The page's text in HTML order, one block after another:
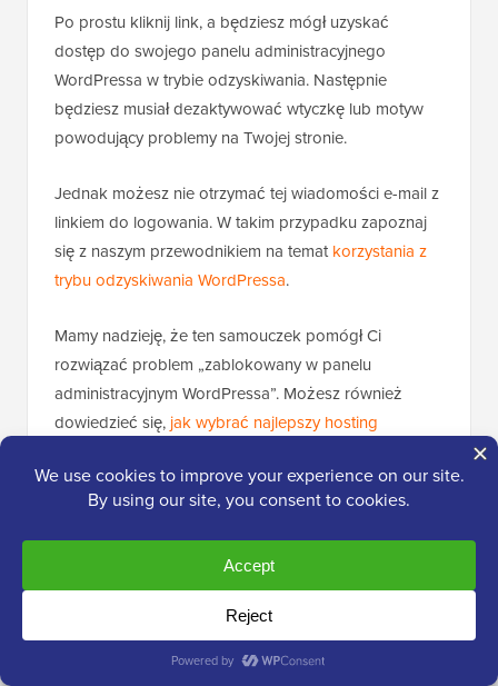
Po prostu kliknij link, a będziesz mógł uzyskać
dostęp do swojego panelu administracyjnego
WordPressa w trybie odzyskiwania. Następnie
będziesz musiał dezaktywować wtyczkę lub motyw
powodujący problemy na Twojej stronie.
Jednak możesz nie otrzymać tej wiadomości e-mail z
linkiem do logowania. W takim przypadku zapoznaj
się z naszym przewodnikiem na tematkorzystania z
trybu odzyskiwania WordPressa.
Mamy nadzieję, że ten samouczek pomógł Ci
rozwiązać problem „zablokowany w panelu
administracyjnym WordPressa”. Możesz również
dowiedzieć się, jak wybrać najlepszy hosting
niezbędnych wtyczek, aby rozwijać swoją witrynę.
Jeśli podobał Ci się ten artykuł, zasubskrybuj
po samouczki wideo WordPress.
Możesz nas również znaleźć naTwitterzei